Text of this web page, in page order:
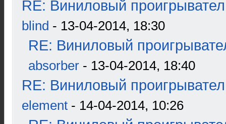
RE: Виниловый
blind - 13-04-2014, 18:30
RE: Виниловый
absorber - 13-04-2014, 18:40
RE: Виниловый
element - 14-04-2014, 10:26